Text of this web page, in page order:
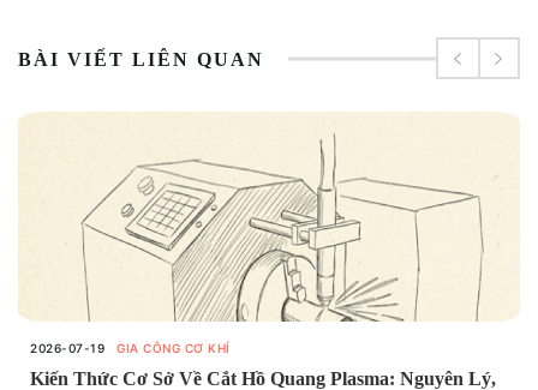
BÀI VIẾT LIÊN QUAN
2026-07-19 GIA CÔNG CƠ KHÍ
Kiến Thức Cơ Sở Về Cắt Hồ Quang Plasma: Nguyên Lý,